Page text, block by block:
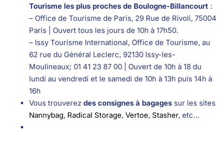
Tourisme les plus proches de Boulogne-Billancourt :
– Office de Tourisme de Paris, 29 Rue de Rivoli, 75004
Paris | Ouvert tous les jours de 10h à 17h50.
– Issy Tourisme International, Office de Tourisme, au
62 rue du Général Leclerc, 92130 Issy-les-
Moulineaux; 01 41 23 87 00 | Ouvert de 10h à 18 du
lundi au vendredi et le samedi de 10h à 13h puis 14h à
16h
Vous trouverez des consignes à bagages sur les sites
Nannybag, Radical Storage, Vertoe, Stasher, etc…